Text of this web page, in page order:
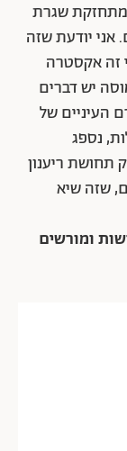
מתחזקת שגרת
אני יודעת שזה
זה אקסטרה
יש דברים
העיניים של
נספג
תחושת ריענון
שזה שיא
ומורשים